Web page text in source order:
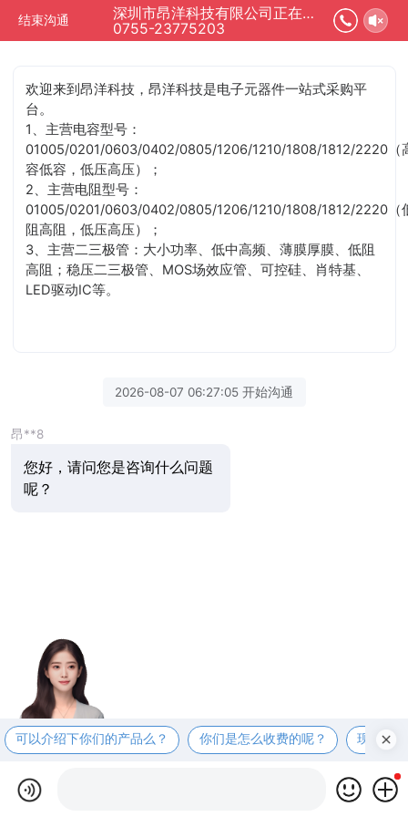
结束沟通
深圳市昂洋科技有限公司正在为您服务
0755-23775203
欢迎来到昂洋科技，昂洋科技是电子元器件一站式采购平
台。
1、主营电容型号：
01005/0201/0603/0402/0805/1206/1210/1808/1812/2220（
容低容，低压高压）；
2、主营电阻型号：
01005/0201/0603/0402/0805/1206/1210/1808/1812/2220（
阻高阻，低压高压）；
3、主营二三极管：大小功率、低中高频、薄膜厚膜、低阻
高阻；稳压二三极管、MOS场效应管、可控硅、肖特基、
LED驱动IC等。
2026-08-07 06:27:05 开始沟通
昂**8
您好，请问您是咨询什么问题
呢？
可以介绍下你们的产品么？ 你们是怎么收费的呢？ 现在有